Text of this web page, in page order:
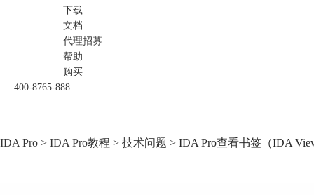
下载
文档
代理招募
帮助
购买
400-8765-888
IDA Pro > IDA Pro教程 > 技术问题 > IDA Pro查看书签（IDA